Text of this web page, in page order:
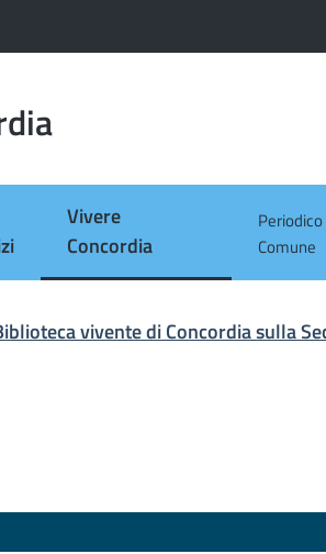
Vivere
Concordia
Menu selezionato
Comune
vivente di Concordia sulla